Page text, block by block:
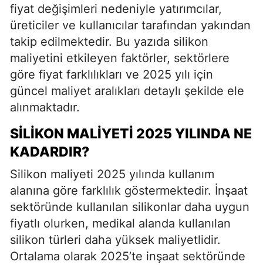
fiyat değişimleri nedeniyle yatırımcılar,
üreticiler ve kullanıcılar tarafından yakından
takip edilmektedir. Bu yazıda silikon
maliyetini etkileyen faktörler, sektörlere
göre fiyat farklılıkları ve 2025 yılı için
güncel maliyet aralıkları detaylı şekilde ele
alınmaktadır.
SILIKON MALIYETI 2025 YILINDA NE
KADARDIR?
Silikon maliyeti 2025 yılında kullanım
alanına göre farklılık göstermektedir. İnşaat
sektöründe kullanılan silikonlar daha uygun
fiyatlı olurken, medikal alanda kullanılan
silikon türleri daha yüksek maliyetlidir.
Ortalama olarak 2025’te inşaat sektöründe